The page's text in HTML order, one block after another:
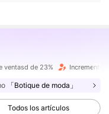
ventasd de 23% Incremento
「Botique de moda」
Todos los artículos